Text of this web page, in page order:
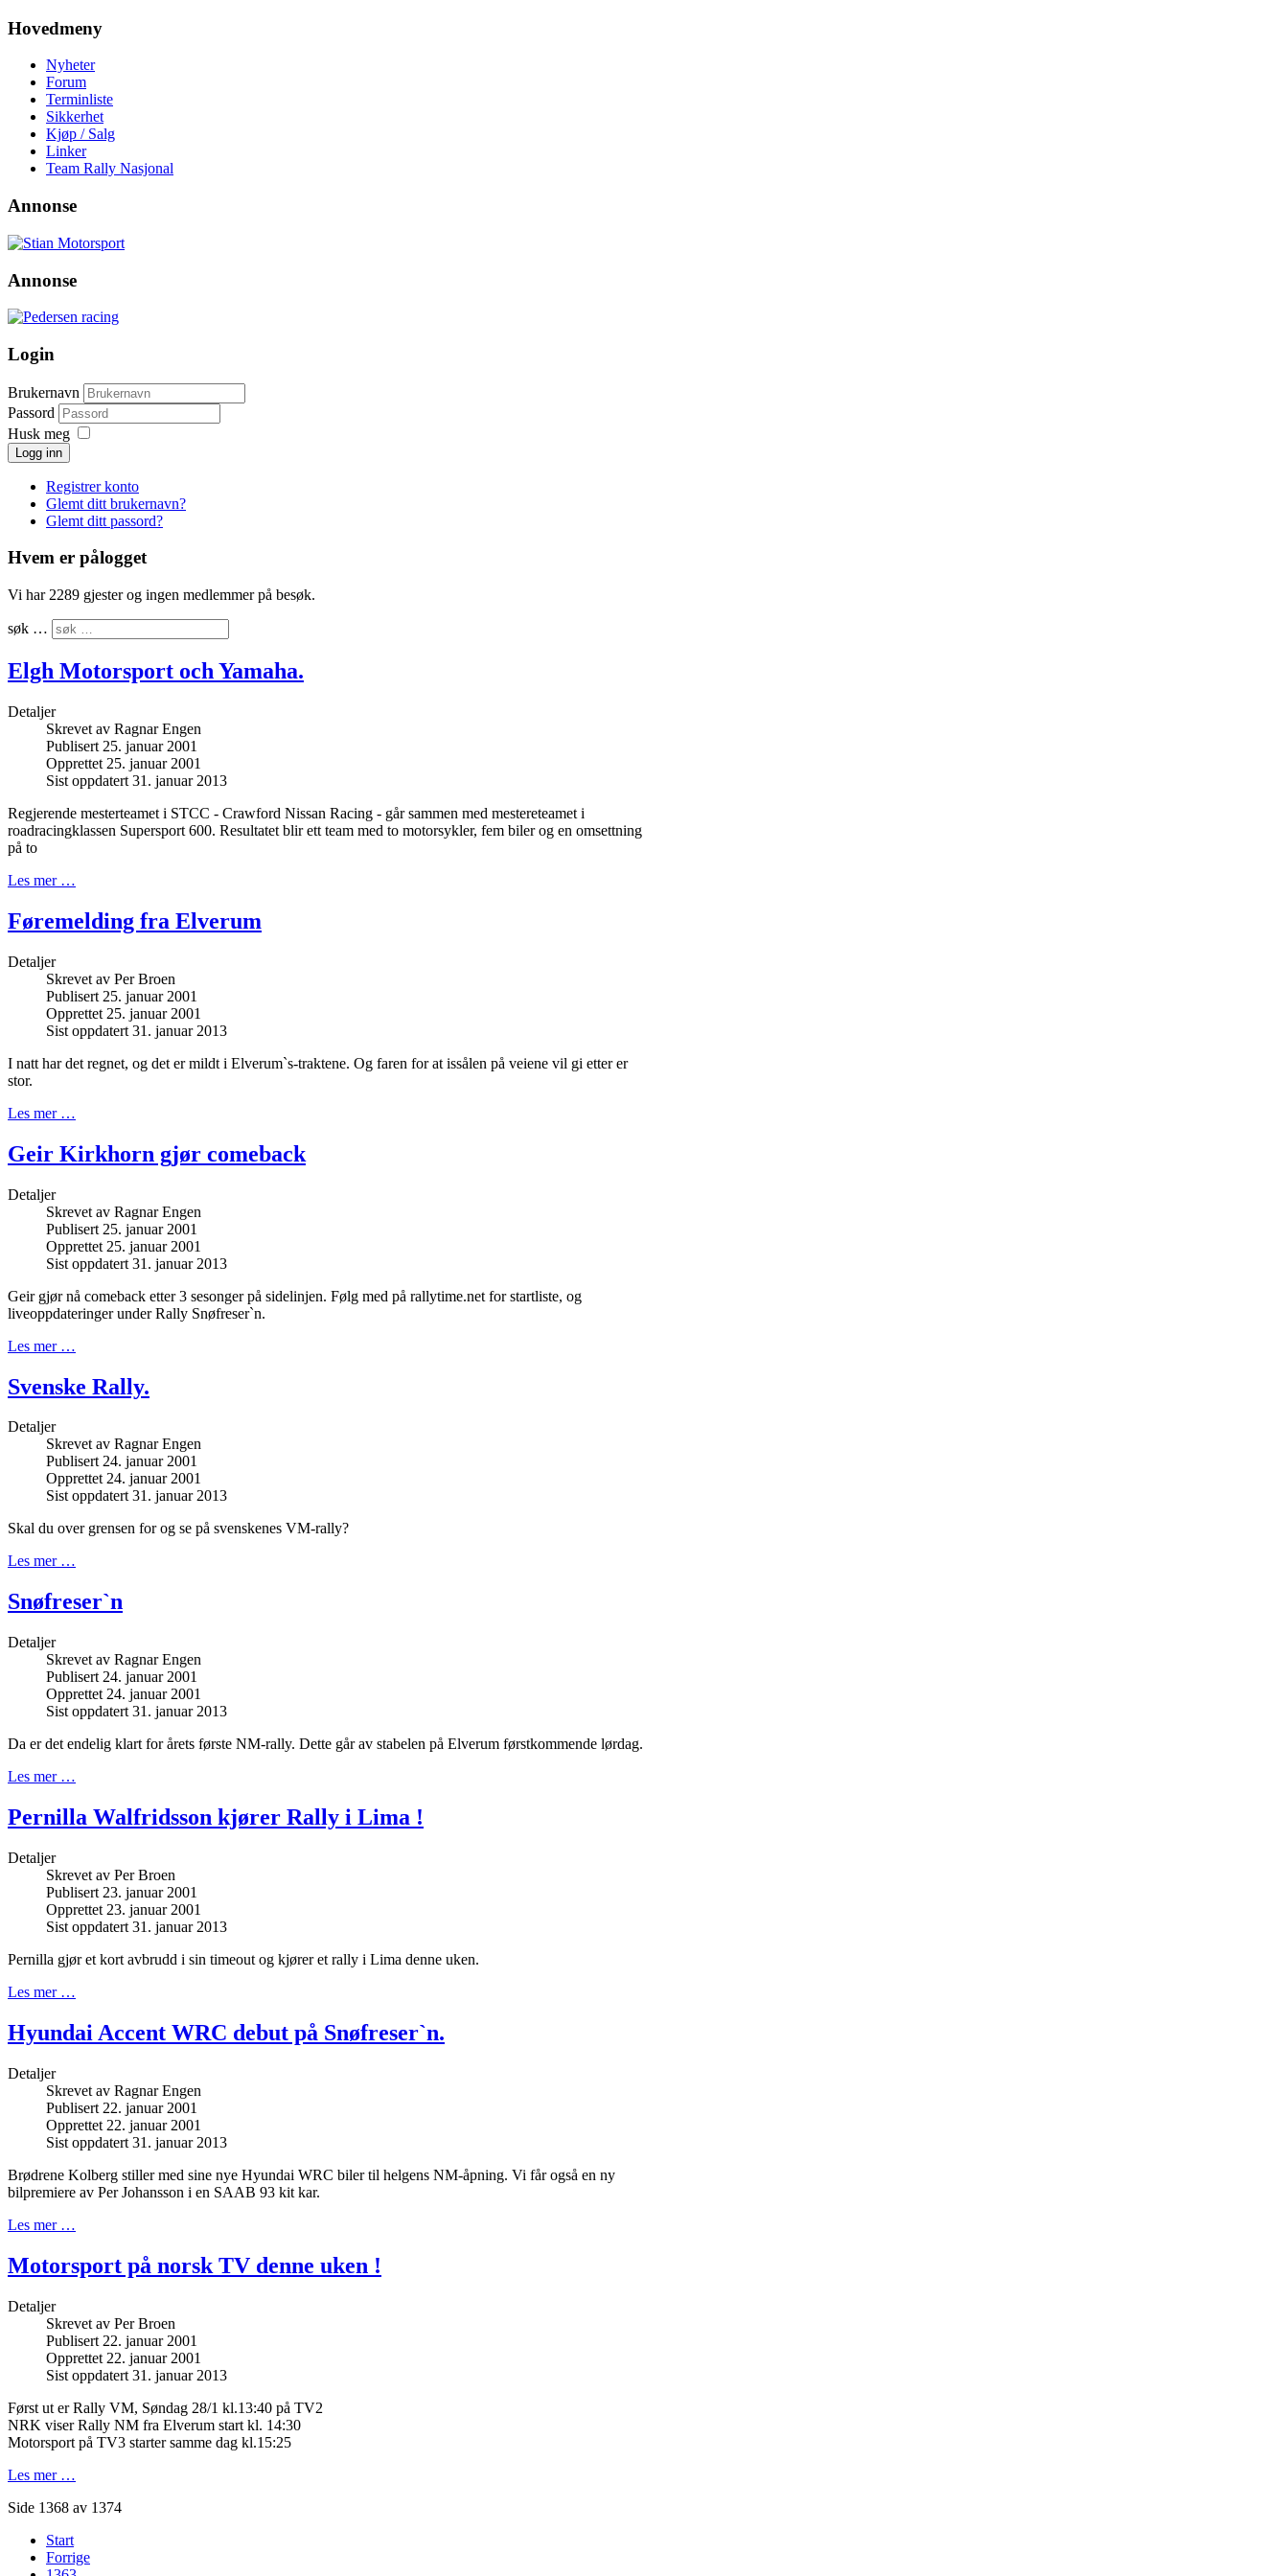
Hovedmeny
Nyheter
Forum
Terminliste
Sikkerhet
Kjøp / Salg
Linker
Team Rally Nasjonal
Annonse
Annonse
Login
Brukernavn
Passord
Husk meg
Logg inn
Registrer konto
Glemt ditt brukernavn?
Glemt ditt passord?
Hvem er pålogget
Vi har 2289 gjester og ingen medlemmer på besøk.
søk …
Elgh Motorsport och Yamaha.
Detaljer
Skrevet av Ragnar Engen
Publisert 25. januar 2001
Opprettet 25. januar 2001
Sist oppdatert 31. januar 2013
Regjerende mesterteamet i STCC - Crawford Nissan Racing - går sammen med mestereteamet i
roadracingklassen Supersport 600. Resultatet blir ett team med to motorsykler, fem biler og en omsettning
på to
Les mer …
Føremelding fra Elverum
Detaljer
Skrevet av Per Broen
Publisert 25. januar 2001
Opprettet 25. januar 2001
Sist oppdatert 31. januar 2013
I natt har det regnet, og det er mildt i Elverum`s-traktene. Og faren for at issålen på veiene vil gi etter er
stor.
Les mer …
Geir Kirkhorn gjør comeback
Detaljer
Skrevet av Ragnar Engen
Publisert 25. januar 2001
Opprettet 25. januar 2001
Sist oppdatert 31. januar 2013
Geir gjør nå comeback etter 3 sesonger på sidelinjen. Følg med på rallytime.net for startliste, og
liveoppdateringer under Rally Snøfreser`n.
Les mer …
Svenske Rally.
Detaljer
Skrevet av Ragnar Engen
Publisert 24. januar 2001
Opprettet 24. januar 2001
Sist oppdatert 31. januar 2013
Skal du over grensen for og se på svenskenes VM-rally?
Les mer …
Snøfreser`n
Detaljer
Skrevet av Ragnar Engen
Publisert 24. januar 2001
Opprettet 24. januar 2001
Sist oppdatert 31. januar 2013
Da er det endelig klart for årets første NM-rally. Dette går av stabelen på Elverum førstkommende lørdag.
Les mer …
Pernilla Walfridsson kjører Rally i Lima !
Detaljer
Skrevet av Per Broen
Publisert 23. januar 2001
Opprettet 23. januar 2001
Sist oppdatert 31. januar 2013
Pernilla gjør et kort avbrudd i sin timeout og kjører et rally i Lima denne uken.
Les mer …
Hyundai Accent WRC debut på Snøfreser`n.
Detaljer
Skrevet av Ragnar Engen
Publisert 22. januar 2001
Opprettet 22. januar 2001
Sist oppdatert 31. januar 2013
Brødrene Kolberg stiller med sine nye Hyundai WRC biler til helgens NM-åpning. Vi får også en ny
bilpremiere av Per Johansson i en SAAB 93 kit kar.
Les mer …
Motorsport på norsk TV denne uken !
Detaljer
Skrevet av Per Broen
Publisert 22. januar 2001
Opprettet 22. januar 2001
Sist oppdatert 31. januar 2013
Først ut er Rally VM, Søndag 28/1 kl.13:40 på TV2
NRK viser Rally NM fra Elverum start kl. 14:30
Motorsport på TV3 starter samme dag kl.15:25
Les mer …
Side 1368 av 1374
Start
Forrige